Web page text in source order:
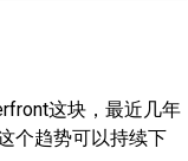
这块，最近几年
个趋势可以持续下